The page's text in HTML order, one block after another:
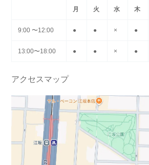
月 火 水 木
9:00 〜12:00 ● ● × ●
13:00〜18:00 ● ● × ●
アクセスマップ